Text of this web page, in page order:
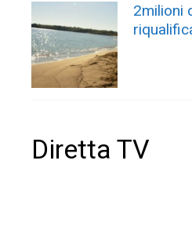
2milioni
Diretta TV